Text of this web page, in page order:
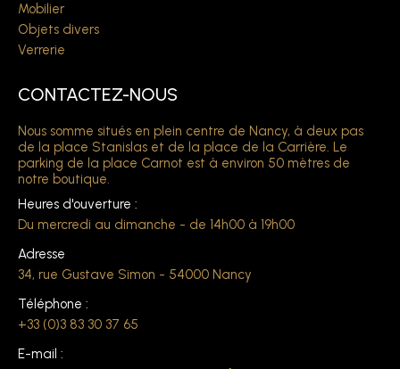
Mobilier
Objets divers
Verrerie
CONTACTEZ-NOUS
Nous somme situés en plein centre de Nancy, à deux pas
de la place Stanislas et de la place de la Carrière. Le
parking de la place Carnot est à environ 50 mètres de
notre boutique.
Heures d'ouverture :
Du mercredi au dimanche - de 14h00 à 19h00
Adresse
34, rue Gustave Simon - 54000 Nancy
Téléphone :
+33 (0)3 83 30 37 65
E-mail :